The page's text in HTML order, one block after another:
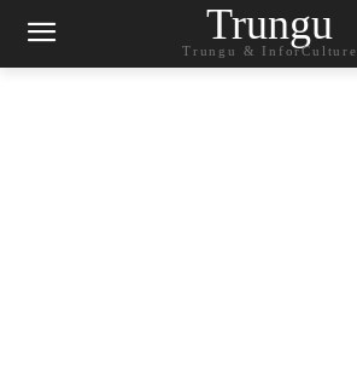
Trungu
Trungu & InforCulture